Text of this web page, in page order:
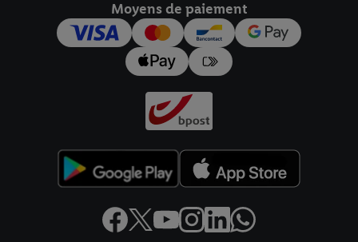
Moyens de paiement
pour l’avenir dans notredéclaration relative à la protection des
données
Vous trouverez les impressions ici.